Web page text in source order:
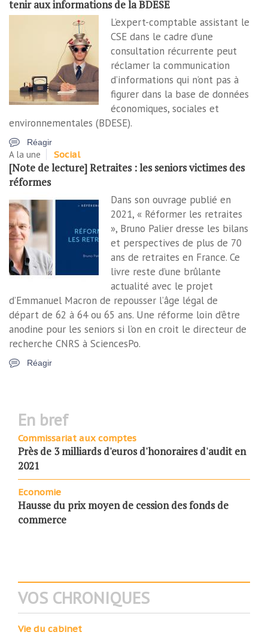
tenir aux informations de la BDESE
L’expert-comptable assistant le
CSE dans le cadre d’une
consultation récurrente peut
réclamer la communication
d’informations qui n’ont pas à
figurer dans la base de données
économiques, sociales et
environnementales (BDESE).
Réagir
A la une Social
[Note de lecture] Retraites : les seniors victimes des
réformes
Dans son ouvrage publié en
2021, « Réformer les retraites
», Bruno Palier dresse les bilans
et perspectives de plus de 70
ans de retraites en France. Ce
livre reste d’une brûlante
actualité avec le projet
d’Emmanuel Macron de repousser l’âge légal de
départ de 62 à 64 ou 65 ans. Une réforme loin d’être
anodine pour les seniors si l’on en croit le directeur de
recherche CNRS à SciencesPo.
Réagir
en bref
Commissariat aux comptes
Près de 3 milliards d'euros d'honoraires d'audit en
2021
Economie
Hausse du prix moyen de cession des fonds de
commerce
VOS CHRONIQUES
Vie du cabinet